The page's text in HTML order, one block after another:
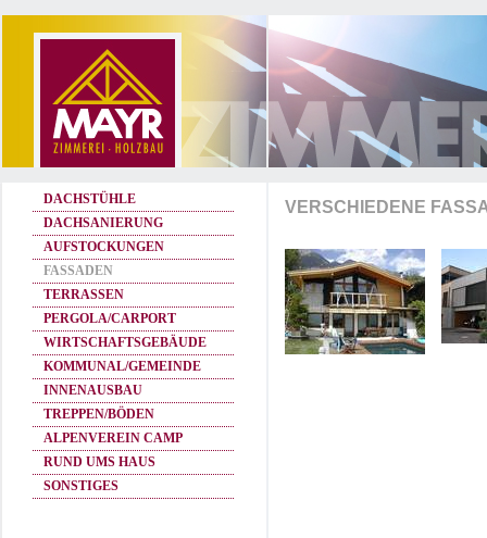
DACHSTÜHLE
DACHSANIERUNG
AUFSTOCKUNGEN
FASSADEN
TERRASSEN
PERGOLA/CARPORT
WIRTSCHAFTSGEBÄUDE
KOMMUNAL/GEMEINDE
INNENAUSBAU
TREPPEN/BÖDEN
ALPENVEREIN CAMP
RUND UMS HAUS
SONSTIGES
VERSCHIEDENE